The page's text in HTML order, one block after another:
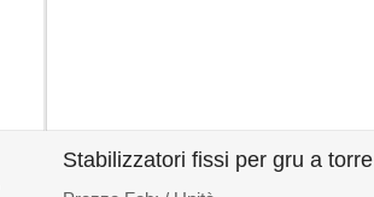
Stabilizzatori fissi per gru a torre